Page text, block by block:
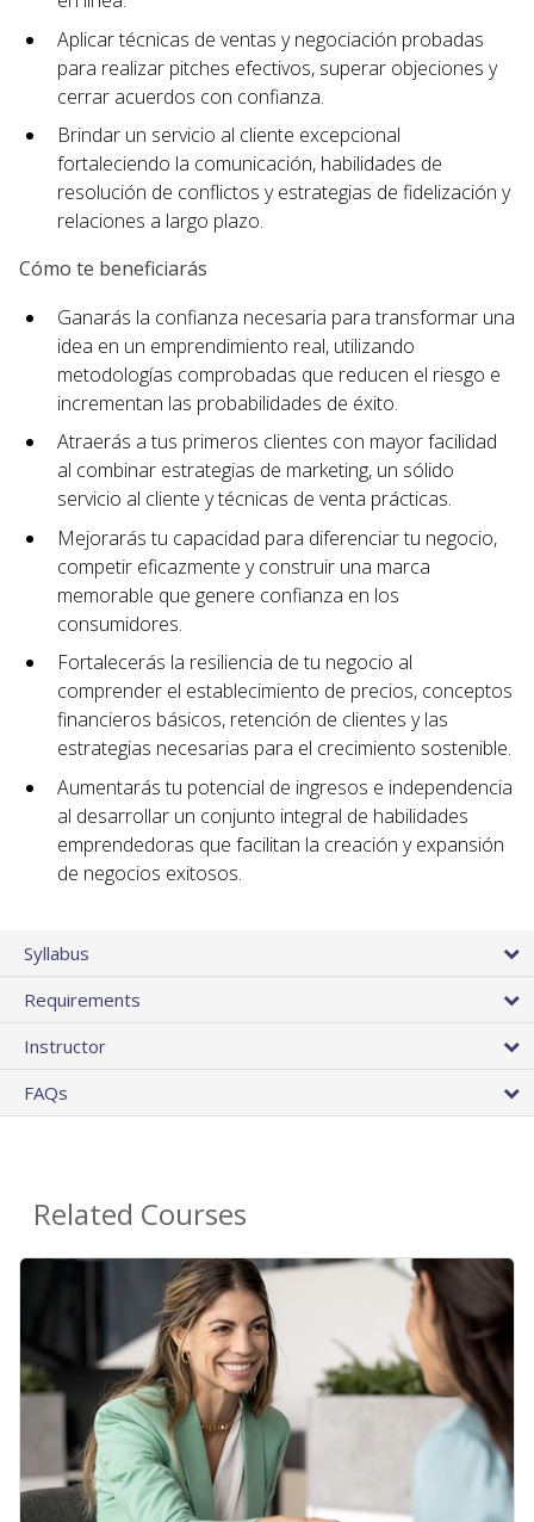
Aplicar técnicas de ventas y negociación probadas
para realizar pitches efectivos, superar objeciones y
cerrar acuerdos con confianza.
Brindar un servicio al cliente excepcional
fortaleciendo la comunicación, habilidades de
resolución de conflictos y estrategias de fidelización y
relaciones a largo plazo.
Cómo te beneficiarás
Ganarás la confianza necesaria para transformar una
idea en un emprendimiento real, utilizando
metodologías comprobadas que reducen el riesgo e
incrementan las probabilidades de éxito.
Atraerás a tus primeros clientes con mayor facilidad
al combinar estrategias de marketing, un sólido
servicio al cliente y técnicas de venta prácticas.
Mejorarás tu capacidad para diferenciar tu negocio,
competir eficazmente y construir una marca
memorable que genere confianza en los
consumidores.
Fortalecerás la resiliencia de tu negocio al
comprender el establecimiento de precios, conceptos
financieros básicos, retención de clientes y las
estrategias necesarias para el crecimiento sostenible.
Aumentarás tu potencial de ingresos e independencia
al desarrollar un conjunto integral de habilidades
emprendedoras que facilitan la creación y expansión
de negocios exitosos.
Syllabus
Requirements
Instructor
FAQs
Related Courses